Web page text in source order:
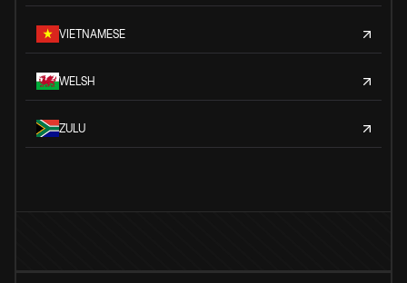
VIETNAMESE
WELSH
ZULU